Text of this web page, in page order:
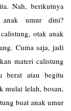
Nah, berikutnya
anak umur dini?
otak anak
Cuma saja, jadi
materi calistung
berat atau begitu
mulai lelah, bosan,
buat anak umur